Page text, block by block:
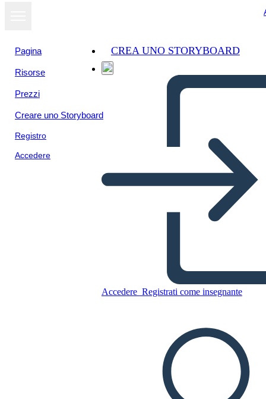
Pagina
Risorse
Prezzi
Creare uno Storyboard
Registro
Accedere
CREA UNO STORYBOARD
Accedere Registrati come insegnante
RIPRODURRE LA PRESENTAZIONE
LEGGIMI